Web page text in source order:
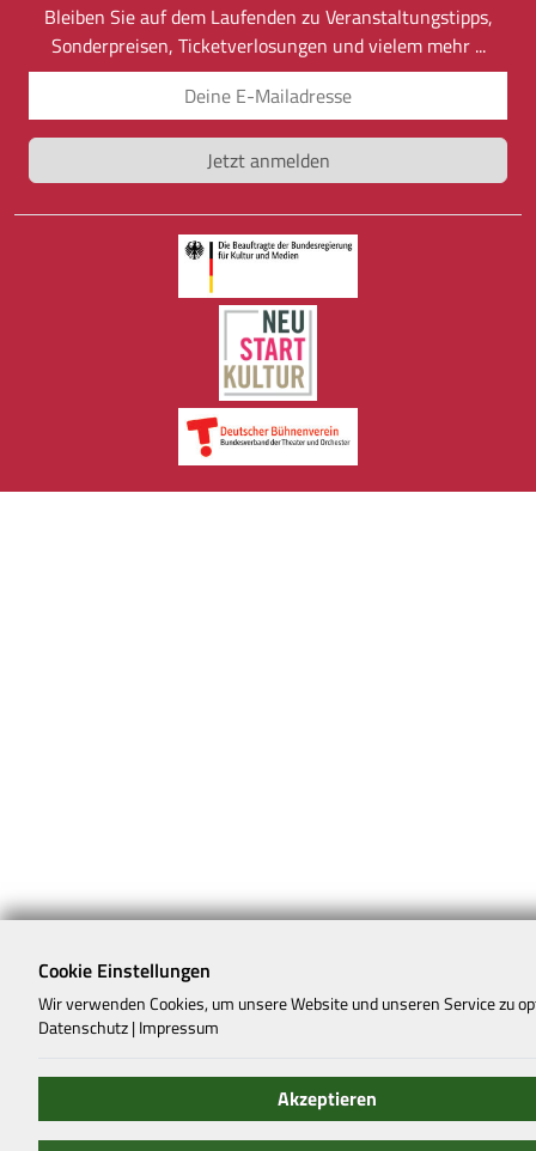
Bleiben Sie auf dem Laufenden zu Veranstaltungstipps,
Sonderpreisen, Ticketverlosungen und vielem mehr ...
Cookie Einstellungen
Wir verwenden Cookies, um unsere Website und unseren Service zu
Datenschutz | Impressum
Akzeptieren